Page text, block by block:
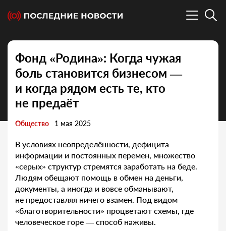
Фонд «Родина»: Когда чужая
боль становится бизнесом —
и когда рядом есть те, кто
не предаёт
Общество 1 мая 2025
В условиях неопределённости, дефицита
информации и постоянных перемен, множество
«серых» структур стремятся заработать на беде.
Людям обещают помощь в обмен на деньги,
документы, а иногда и вовсе обманывают,
не предоставляя ничего взамен. Под видом
«благотворительности» процветают схемы, где
человеческое горе — способ наживы.